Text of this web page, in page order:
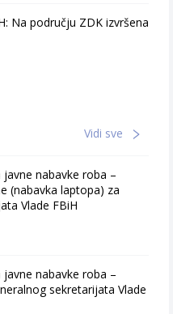
Na području ZDK izvršena
Vidi sve
nabavke roba –
(nabavka laptopa) za
Vlade FBiH
nabavke roba –
sekretarijata Vlade